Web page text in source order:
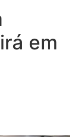
em